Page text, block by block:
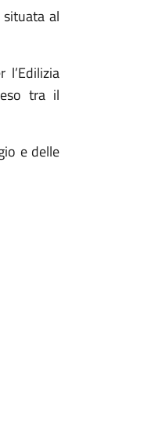
situata al
tra il
e delle